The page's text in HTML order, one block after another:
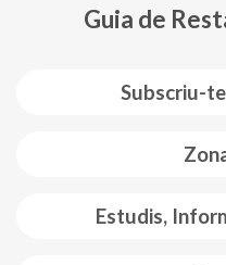
Subscriu-
Estudis,
Guia de